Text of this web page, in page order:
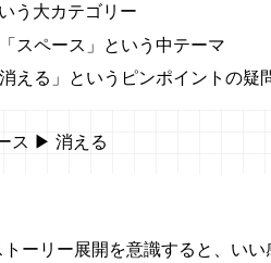
う大カテゴリー
スペース」という中テーマ
える」というピンポイントの疑
ス ▶︎ 消える
ーリー展開を意識すると、いい